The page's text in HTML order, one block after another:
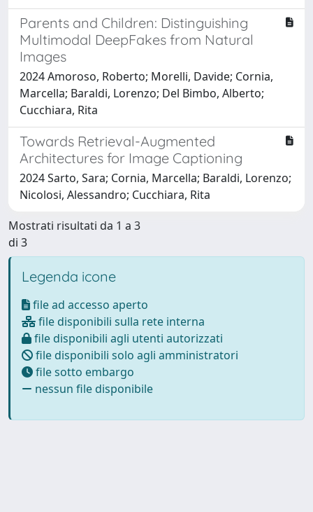
Parents and Children: Distinguishing
Multimodal DeepFakes from Natural
Images
2024 Amoroso, Roberto; Morelli, Davide; Cornia,
Marcella; Baraldi, Lorenzo; Del Bimbo, Alberto;
Cucchiara, Rita
Towards Retrieval-Augmented
Architectures for Image Captioning
2024 Sarto, Sara; Cornia, Marcella; Baraldi, Lorenzo;
Nicolosi, Alessandro; Cucchiara, Rita
Mostrati risultati da 1 a 3
di 3
Legenda icone
file ad accesso aperto
file disponibili sulla rete interna
file disponibili agli utenti autorizzati
file disponibili solo agli amministratori
file sotto embargo
nessun file disponibile